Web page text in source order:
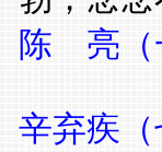
陈 亮（
辛弃疾